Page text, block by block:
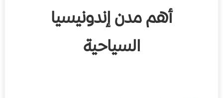
أهم مدن إندونيسيا
السياحية